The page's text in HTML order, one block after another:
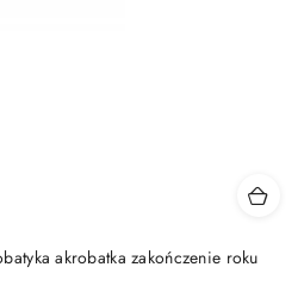
akrobatka zakończenie roku